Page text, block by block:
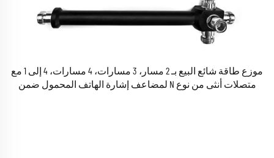
موزع طاقة شائع البيع بـ 2 مسار، 3 مسارات، 4 مسارات، 4 إلى 1 مع
متصلات أنثى من نوع N لمضاعف إشارة الهاتف المحمول ضمن